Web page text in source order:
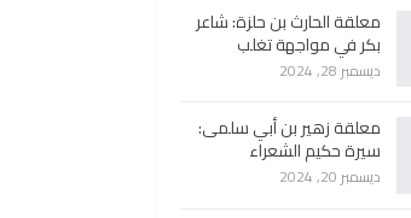
معلقة الحارث بن حلزة: شاعر
بكر في مواجهة تغلب
ديسمبر 28, 2024
معلقة زهير بن أبي سلمى:
سيرة حكيم الشعراء
ديسمبر 20, 2024